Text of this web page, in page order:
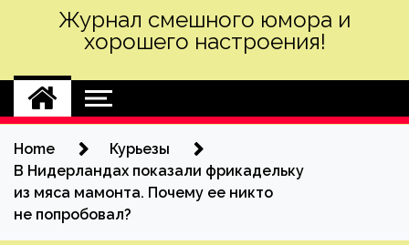
Журнал смешного юмора и
хорошего настроения!
Home
Курьезы
В Нидерландах показали фрикадельку
из мяса мамонта. Почему ее никто
не попробовал?